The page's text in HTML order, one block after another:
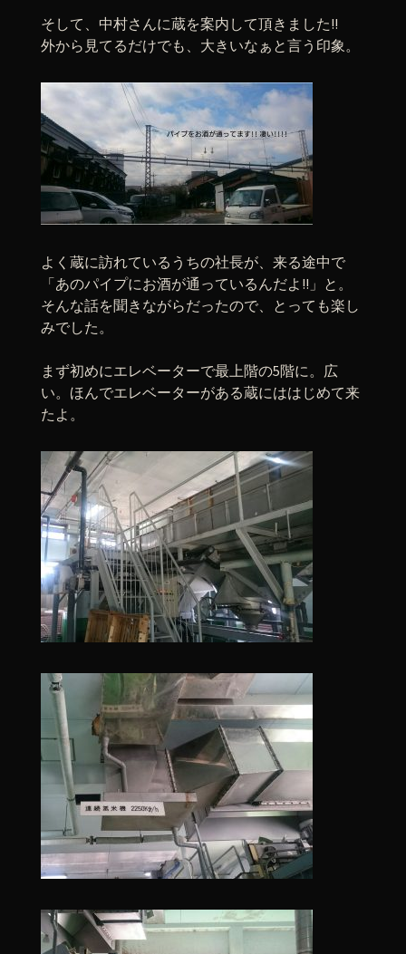
そして、中村さんに蔵を案内して頂きました!!
外から見てるだけでも、大きいなぁと言う印象。
よく蔵に訪れているうちの社長が、来る途中で
「あのパイプにお酒が通っているんだよ!!」と。
そんな話を聞きながらだったので、とっても楽し
みでした。
まず初めにエレベーターで最上階の5階に。広
い。ほんでエレベーターがある蔵にははじめて来
たよ。